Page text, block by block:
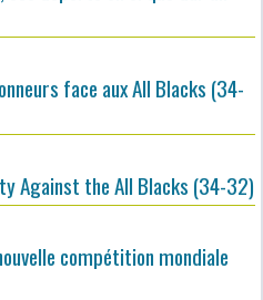
face aux All Blacks (34-
Against the All Blacks (34-32)
compétition mondiale